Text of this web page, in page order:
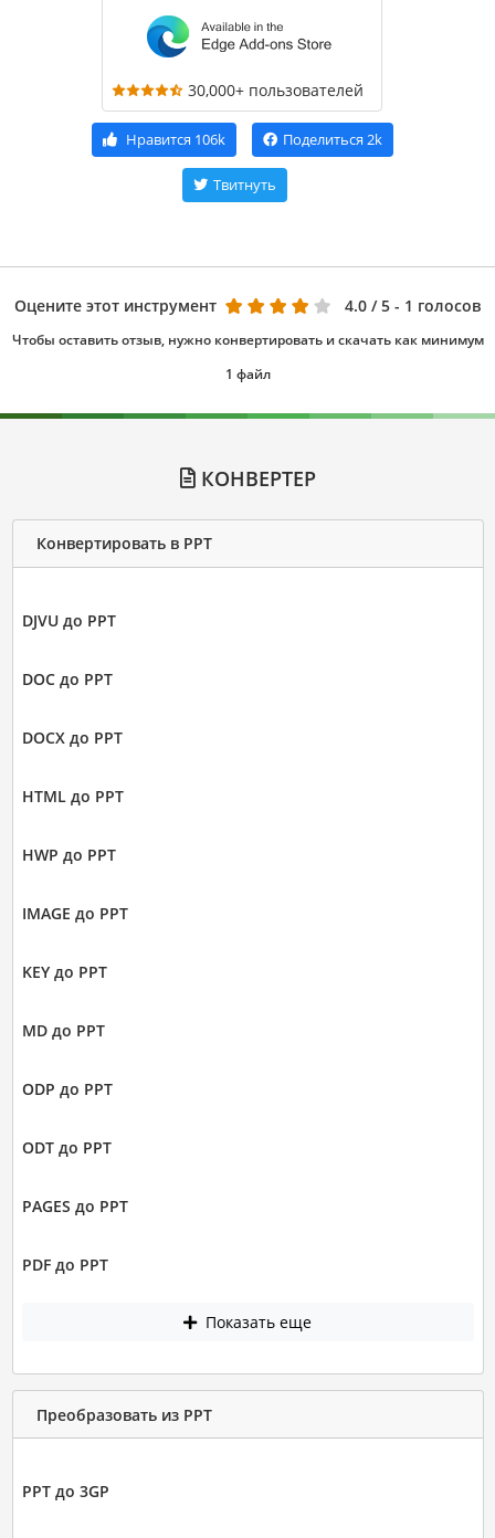
30,000+ пользователей
Нравится 106k Поделиться 2k
Твитнуть
Оцените этот инструмент 4.0 / 5 - 1 голосов
Чтобы оставить отзыв, нужно конвертировать и скачать как минимум
1 файл
КОНВЕРТЕР
Конвертировать в PPT
DJVU до PPT
DOC до PPT
DOCX до PPT
HTML до PPT
HWP до PPT
IMAGE до PPT
KEY до PPT
MD до PPT
ODP до PPT
ODT до PPT
PAGES до PPT
PDF до PPT
Показать еще
Преобразовать из PPT
PPT до 3GP